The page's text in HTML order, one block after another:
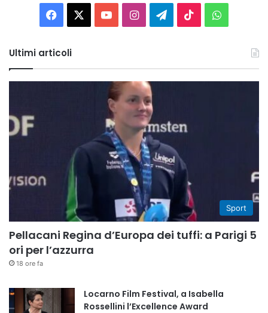
Facebook You InstagramTelegram
TikTok
Ultimi articoli
Sport
Pellacani Regina d’Europa dei tuffi: a Parigi 5
ori per l’azzurra
18 ore fa
Locarno Film Festival, a Isabella
Rossellini l’Excellence Award